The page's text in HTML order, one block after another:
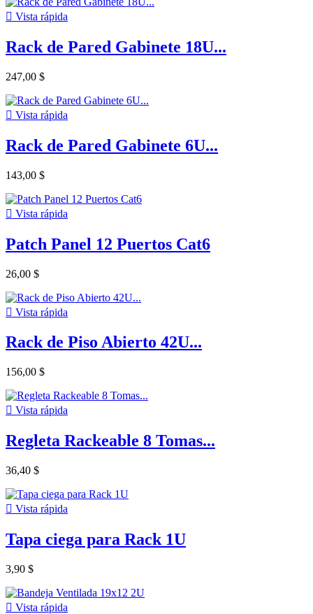
 Vista rápida
Rack de Pared Gabinete 18U...
247,00 $
 Vista rápida
Rack de Pared Gabinete 6U...
143,00 $
 Vista rápida
Patch Panel 12 Puertos Cat6
26,00 $
 Vista rápida
Rack de Piso Abierto 42U...
156,00 $
 Vista rápida
Regleta Rackeable 8 Tomas...
36,40 $
 Vista rápida
Tapa ciega para Rack 1U
3,90 $
 Vista rápida